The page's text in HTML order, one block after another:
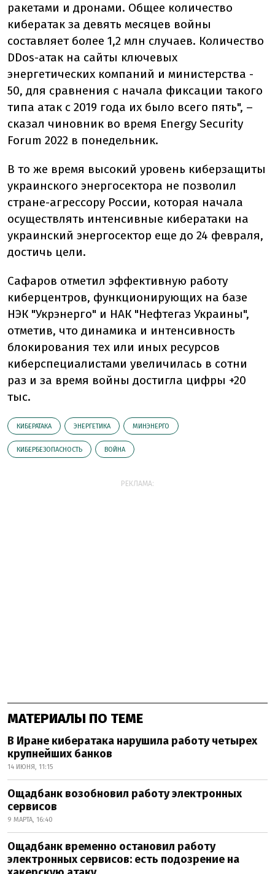
ракетами и дронами. Общее количество
кибератак за девять месяцев войны
составляет более 1,2 млн случаев. Количество
DDos-атак на сайты ключевых
энергетических компаний и министерства -
50, для сравнения с начала фиксации такого
типа атак с 2019 года их было всего пять", –
сказал чиновник во время Energy Security
Forum 2022 в понедельник.
В то же время высокий уровень киберзащиты
украинского энергосектора не позволил
стране-агрессору России, которая начала
осуществлять интенсивные кибератаки на
украинский энергосектор еще до 24 февраля,
достичь цели.
Сафаров отметил эффективную работу
киберцентров, функционирующих на базе
НЭК "Укрэнерго" и НАК "Нефтегаз Украины",
отметив, что динамика и интенсивность
блокирования тех или иных ресурсов
киберспециалистами увеличилась в сотни
раз и за время войны достигла цифры +20
тыс.
КИБЕРАТАКА ЭНЕРГЕТИКА МИНЭНЕРГО
КИБЕРБЕЗОПАСНОСТЬ ВОЙНА
РЕКЛАМА:
МАТЕРИАЛЫ ПО ТЕМЕ
В Иране кибератака нарушила работу четырех
крупнейших банков
14 ИЮНЯ, 11:15
Ощадбанк возобновил работу электронных
сервисов
9 МАРТА, 16:40
Ощадбанк временно остановил работу
электронных сервисов: есть подозрение на